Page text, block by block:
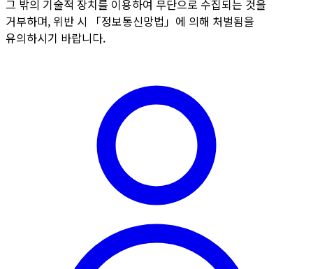
그 밖의 기술적 장치를 이용하여 무단으로 수집되는 것을
거부하며, 위반 시 「정보통신망법」에 의해 처벌됨을
유의하시기 바랍니다.